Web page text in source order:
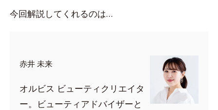
今回解説してくれるのは…
赤井 未来
オルビス ビューティクリエイタ
ー。ビューティアドバイザーと